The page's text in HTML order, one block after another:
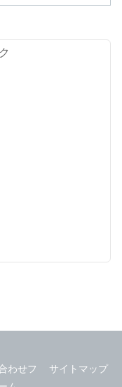
わせフ
サイトマップ